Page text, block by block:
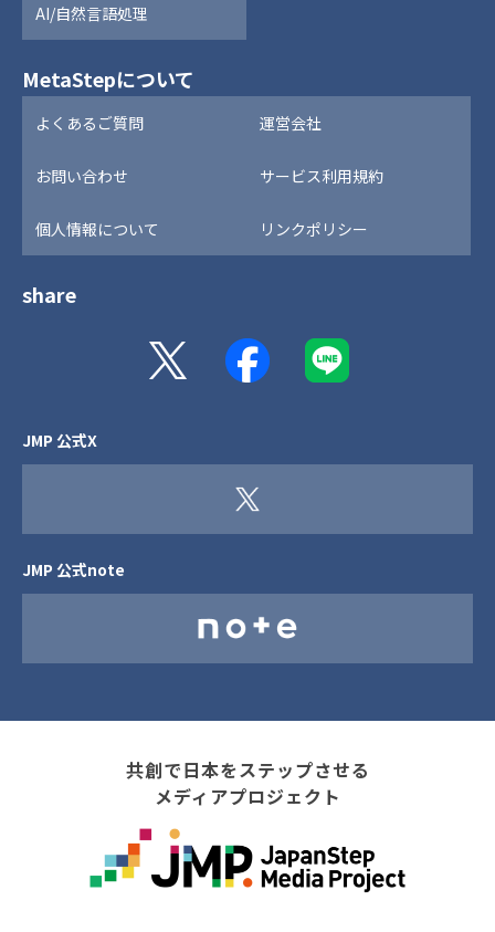
AI/自然言語処理
MetaStepについて
よくあるご質問 運営会社
お問い合わせ サービス利用規約
個人情報について リンクポリシー
share
JMP 公式X
JMP 公式note
共創で日本をステップさせる
メディアプロジェクト